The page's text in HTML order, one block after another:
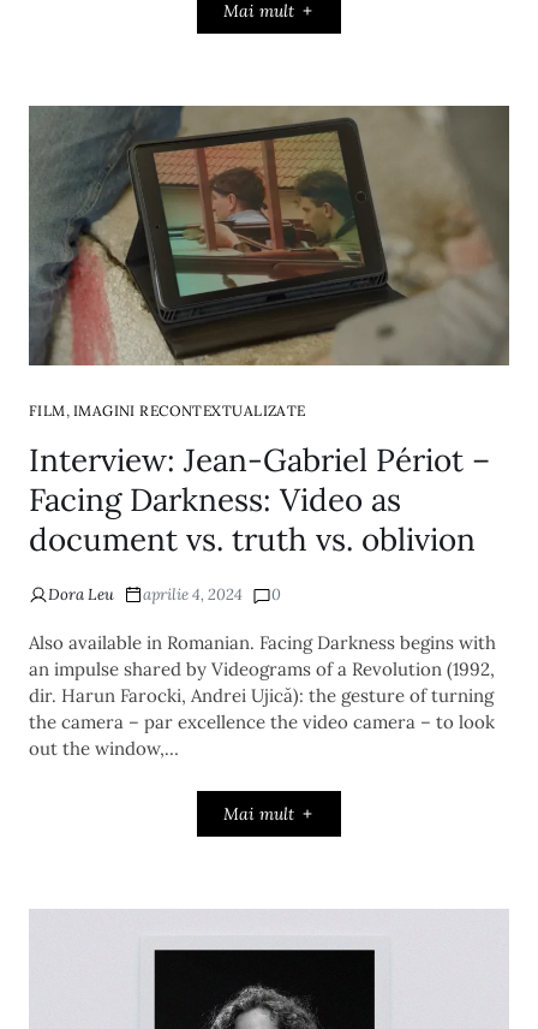
Mai mult
FILM, IMAGINI RECONTEXTUALIZATE
Interview: Jean-Gabriel Périot –
Facing Darkness: Video as
document vs. truth vs. oblivion
Dora Leu aprilie 4, 2024 0
Also available in Romanian. Facing Darkness begins with
an impulse shared by Videograms of a Revolution (1992,
dir. Harun Farocki, Andrei Ujică): the gesture of turning
the camera – par excellence the video camera – to look
out the window,…
Mai mult